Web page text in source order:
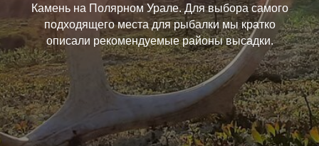
Камень на Полярном Урале. Для выбора самого
подходящего места для рыбалки мы кратко
описали рекомендуемые районы высадки.